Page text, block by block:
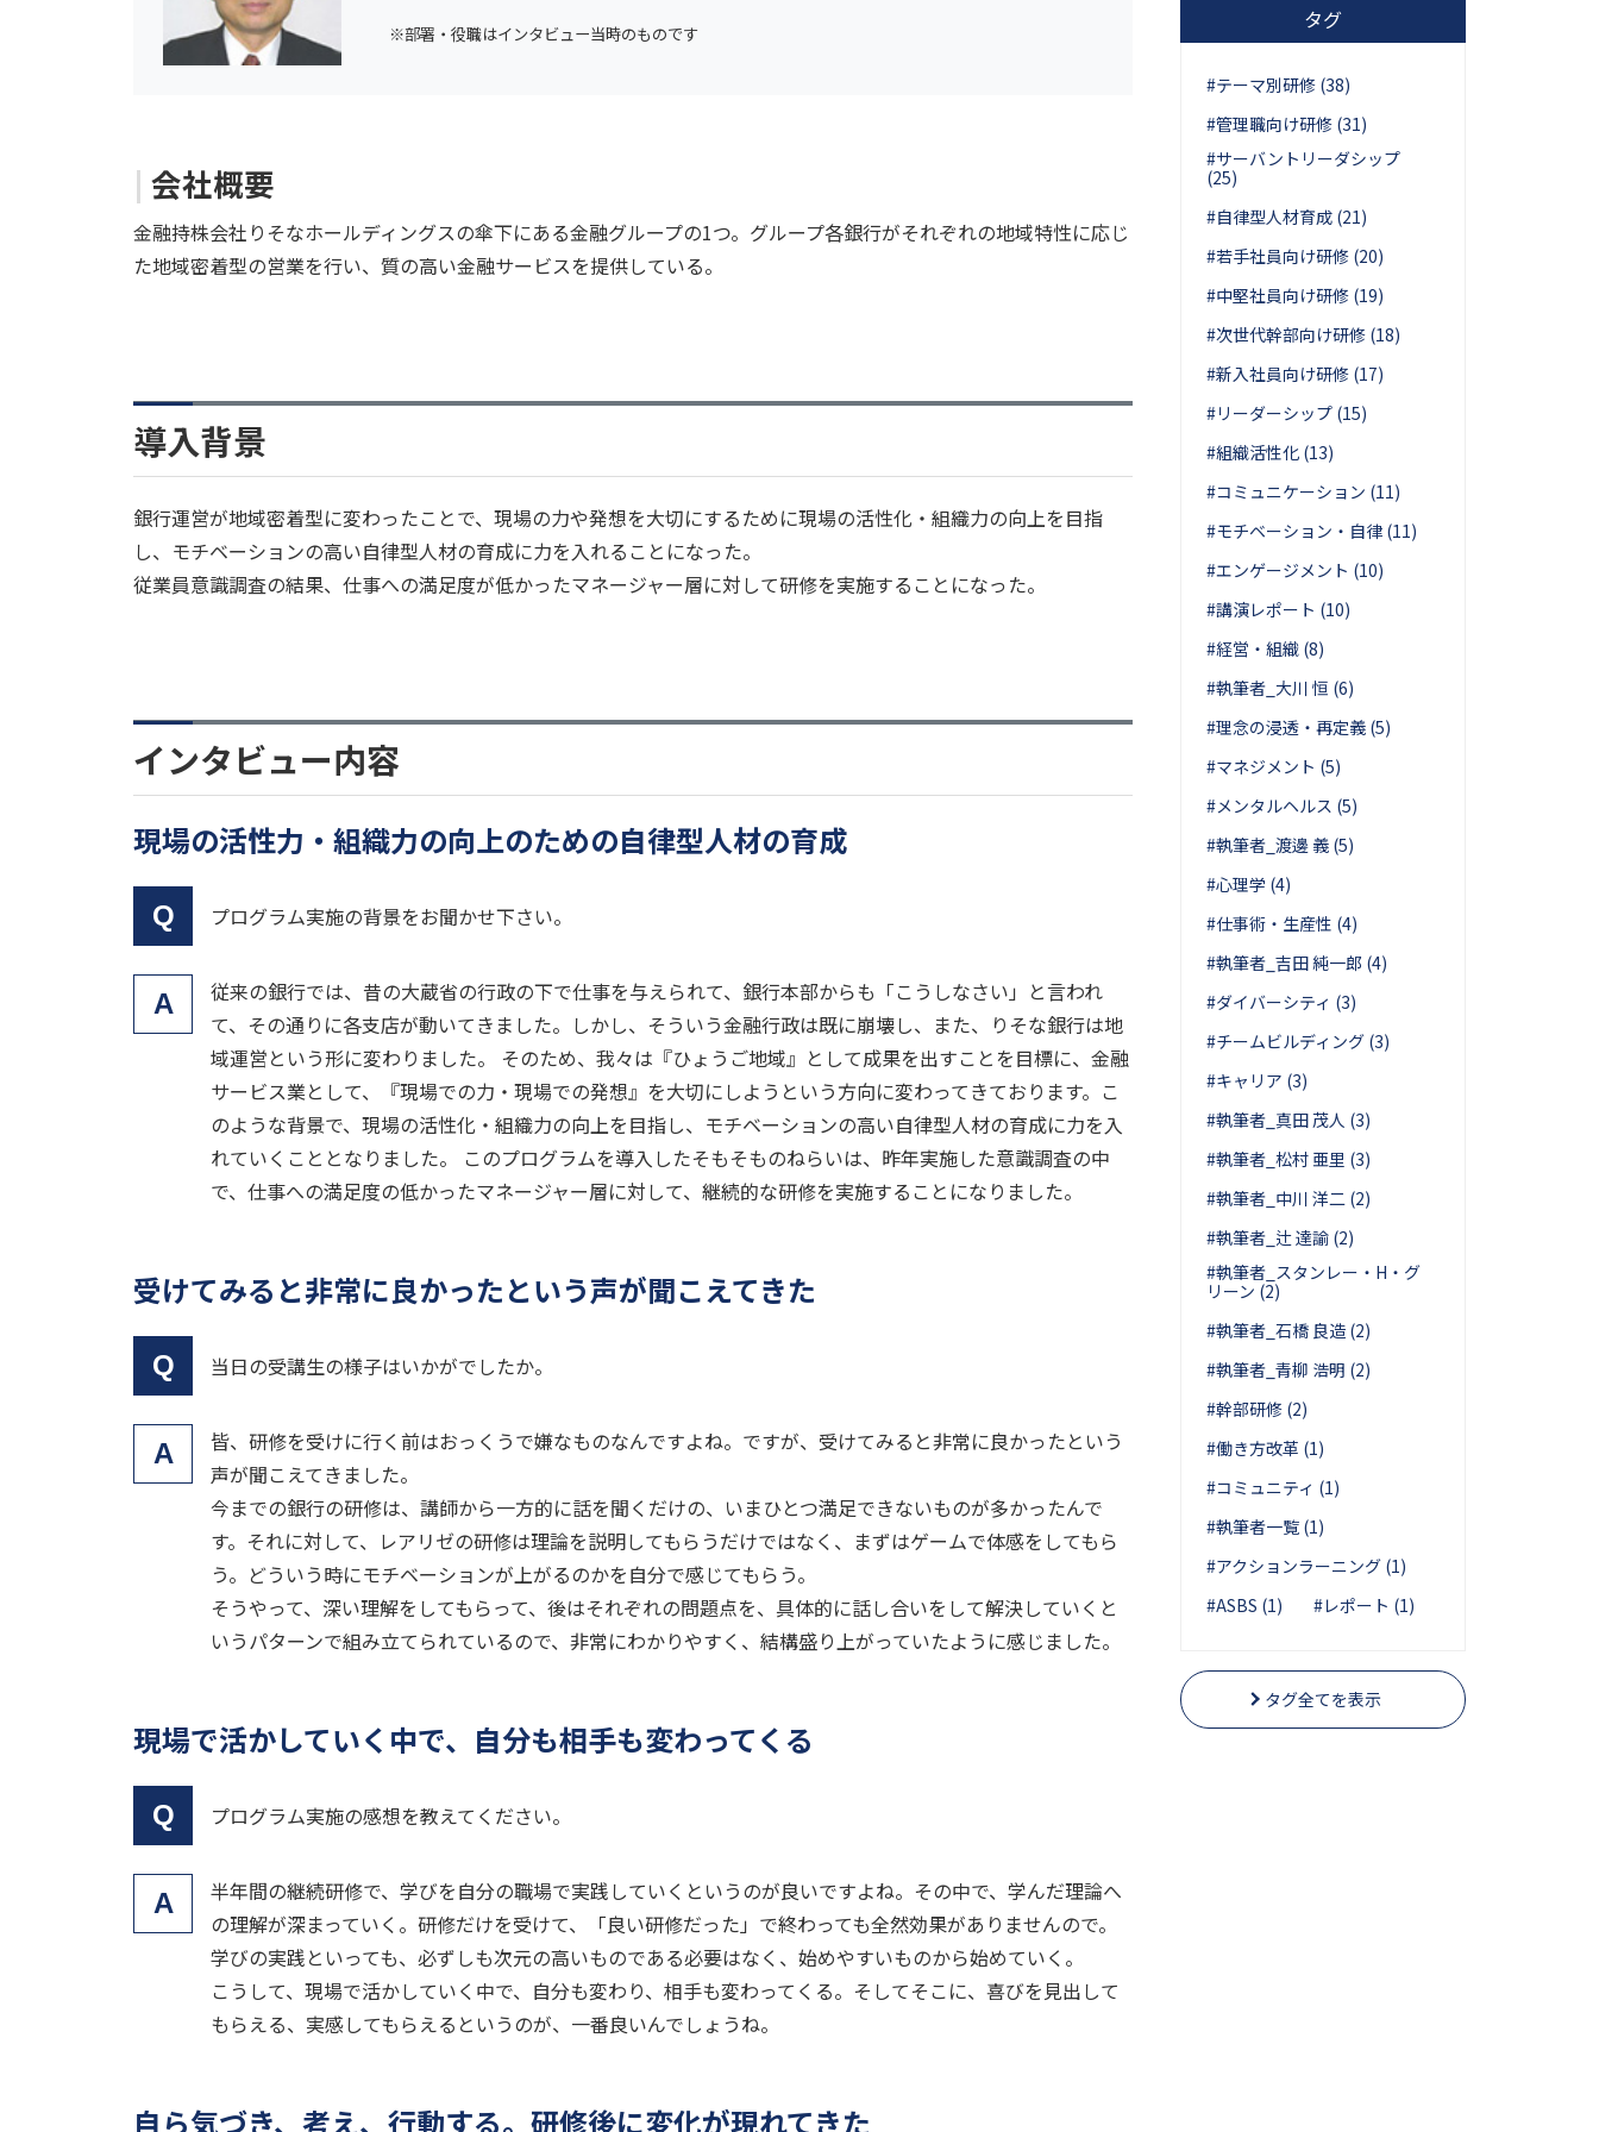
※部署・役職はインタビュー当時のものです
会社概要
金融持株会社りそなホールディングスの傘下にある金融グループの1つ。グループ各銀行がそれぞれの地域特性に応じ
た地域密着型の営業を行い、質の高い金融サービスを提供している。
導入背景
銀行運営が地域密着型に変わったことで、現場の力や発想を大切にするために現場の活性化・組織力の向上を目指
し、モチベーションの高い自律型人材の育成に力を入れることになった。
従業員意識調査の結果、仕事への満足度が低かったマネージャー層に対して研修を実施することになった。
インタビュー内容
現場の活性力・組織力の向上のための自律型人材の育成
Q プログラム実施の背景をお聞かせ下さい。
A
従来の銀行では、昔の大蔵省の行政の下で仕事を与えられて、銀行本部からも「こうしなさい」と言われ
て、その通りに各支店が動いてきました。しかし、そういう金融行政は既に崩壊し、また、りそな銀行は地
域運営という形に変わりました。 そのため、我々は『ひょうご地域』として成果を出すことを目標に、金融
サービス業として、『現場での力・現場での発想』を大切にしようという方向に変わってきております。こ
のような背景で、現場の活性化・組織力の向上を目指し、モチベーションの高い自律型人材の育成に力を入
れていくこととなりました。 このプログラムを導入したそもそものねらいは、昨年実施した意識調査の中
で、仕事への満足度の低かったマネージャー層に対して、継続的な研修を実施することになりました。
受けてみると非常に良かったという声が聞こえてきた
Q 当日の受講生の様子はいかがでしたか。
A
皆、研修を受けに行く前はおっくうで嫌なものなんですよね。ですが、受けてみると非常に良かったという
声が聞こえてきました。
今までの銀行の研修は、講師から一方的に話を聞くだけの、いまひとつ満足できないものが多かったんで
す。それに対して、レアリゼの研修は理論を説明してもらうだけではなく、まずはゲームで体感をしてもら
う。どういう時にモチベーションが上がるのかを自分で感じてもらう。
そうやって、深い理解をしてもらって、後はそれぞれの問題点を、具体的に話し合いをして解決していくと
いうパターンで組み立てられているので、非常にわかりやすく、結構盛り上がっていたように感じました。
現場で活かしていく中で、自分も相手も変わってくる
Q プログラム実施の感想を教えてください。
A
半年間の継続研修で、学びを自分の職場で実践していくというのが良いですよね。その中で、学んだ理論へ
の理解が深まっていく。研修だけを受けて、「良い研修だった」で終わっても全然効果がありませんので。
学びの実践といっても、必ずしも次元の高いものである必要はなく、始めやすいものから始めていく。
こうして、現場で活かしていく中で、自分も変わり、相手も変わってくる。そしてそこに、喜びを見出して
もらえる、実感してもらえるというのが、一番良いんでしょうね。
自ら気づき、考え、行動する。研修後に変化が現れてきた
タグ
#テーマ別研修 (38)
#管理職向け研修 (31)
#サーバントリーダシップ
(25)
#自律型人材育成 (21)
#若手社員向け研修 (20)
#中堅社員向け研修 (19)
#次世代幹部向け研修 (18)
#新入社員向け研修 (17)
#リーダーシップ (15)
#組織活性化 (13)
#コミュニケーション (11)
#モチベーション・自律 (11)
#エンゲージメント (10)
#講演レポート (10)
#経営・組織 (8)
#執筆者_大川 恒 (6)
#理念の浸透・再定義 (5)
#マネジメント (5)
#メンタルヘルス (5)
#執筆者_渡邊 義 (5)
#心理学 (4)
#仕事術・生産性 (4)
#執筆者_吉田 純一郎 (4)
#ダイバーシティ (3)
#チームビルディング (3)
#キャリア (3)
#執筆者_真田 茂人 (3)
#執筆者_松村 亜里 (3)
#執筆者_中川 洋二 (2)
#執筆者_辻 達諭 (2)
#執筆者_スタンレー・H・グ
リーン (2)
#執筆者_石橋 良造 (2)
#執筆者_青柳 浩明 (2)
#幹部研修 (2)
#働き方改革 (1)
#コミュニティ (1)
#執筆者一覧 (1)
#アクションラーニング (1)
#ASBS (1)
#レポート (1)
タグ全てを表示